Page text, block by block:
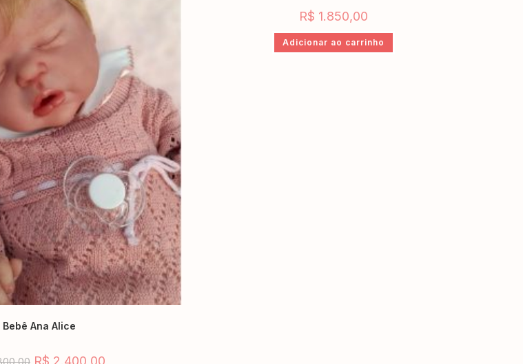
Bebê Ana Alice
R$ 2.400,00
R$ 1.850,00
Adicionar ao carrinho